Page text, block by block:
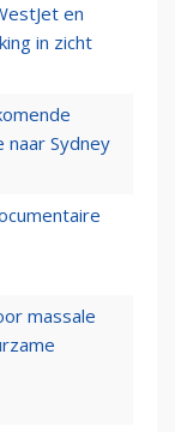
en
in zicht
Sydney
massale